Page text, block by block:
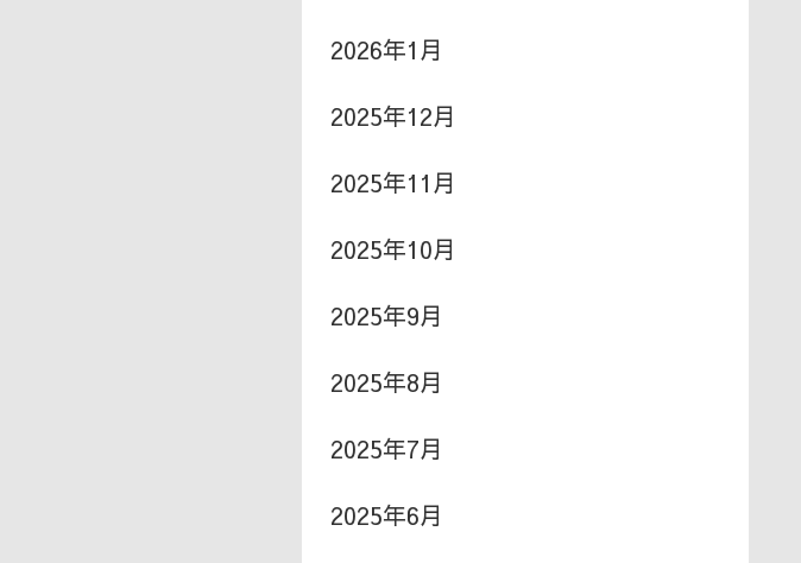
2026年1月
2025年12月
2025年11月
2025年10月
2025年9月
2025年8月
2025年7月
2025年6月